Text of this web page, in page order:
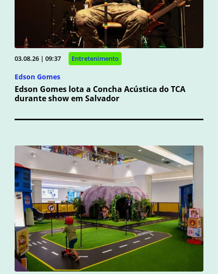
03.08.26 | 09:37 Entretenimento
Edson Gomes
Edson Gomes lota a Concha Acústica do TCA
durante show em Salvador